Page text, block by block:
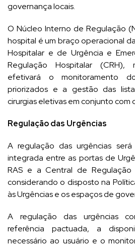
governança locais.
O Núcleo Interno de Regulação
hospital é um braço operacional
Hospitalar e de Urgência e
Regulação Hospitalar (CRH),
efetivará o monitoramento
priorizados e a gestão das
cirurgias eletivas em conjunto com
Regulação das Urgências
A regulação das urgências
integrada entre as portas de
RAS e a Central de Regulação
considerando o disposto na
às Urgências e os espaços de
A regulação das urgências
referência pactuada, a
necessário ao usuário e o